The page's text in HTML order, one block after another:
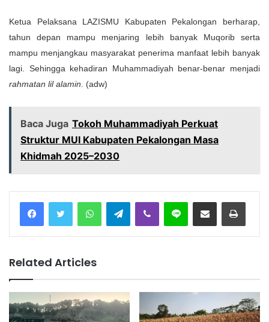
Ketua Pelaksana LAZISMU Kabupaten Pekalongan berharap,
tahun depan mampu menjaring lebih banyak Muqorib serta
mampu menjangkau masyarakat penerima manfaat lebih banyak
lagi. Sehingga kehadiran Muhammadiyah benar-benar menjadi
rahmatan lil alamin . (adw)
Baca Juga Tokoh Muhammadiyah Perkuat
Struktur MUI Kabupaten Pekalongan Masa
Khidmah 2025–2030
Telegram
Related Articles